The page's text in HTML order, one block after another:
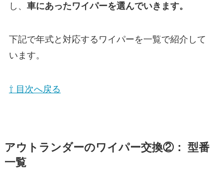
し、 車にあったワイパーを選んでいきます。
下記で年式と対応するワイパーを一覧で紹介して
います。
⇧ 目次へ戻る
アウトランダーのワイパー交換②： 型番
一覧